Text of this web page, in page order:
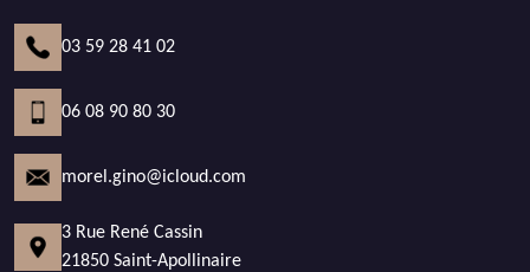
03 59 28 41 02
06 08 90 80 30
morel.gino@icloud.com
3 Rue René Cassin
21850 Saint-Apollinaire